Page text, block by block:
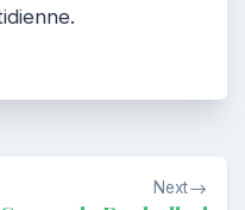
Next